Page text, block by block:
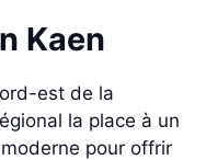
Kaen
est de la
la place à un
pour offrir